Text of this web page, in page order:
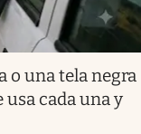
o una tela negra
usa cada una y